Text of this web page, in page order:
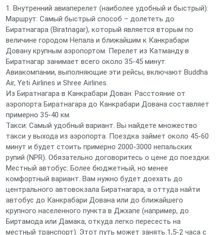
1. Внутренний авиаперелет (наиболее удобный и быстрый):
Маршрут: Самый быстрый способ – долететь до
Биратнагара (Biratnagar), который является вторым по
величине городом Непала и ближайшим к Канкрабари
Довану крупным аэропортом. Перелет из Катманду в
Биратнагар занимает всего около 35-45 минут.
Авиакомпании, выполняющие эти рейсы, включают Buddha
Air, Yeti Airlines и Shree Airlines.
Из Биратнагара в Канкрабари Дован: Расстояние от
аэропорта Биратнагара до Канкрабари Дована составляет
примерно 35-40 км.
Такси: Самый удобный вариант. Вы найдете множество
такси у выхода из аэропорта. Поездка займет около 45-60
минут и будет стоить примерно 2000-3000 непальских
рупий (NPR). Обязательно договоритесь о цене до поездки.
Местный автобус: Более бюджетный, но менее
комфортный вариант. Вам нужно будет доехать до
центрального автовокзала Биратнагара, а оттуда найти
автобус до Канкрабари Дована или до ближайшего
крупного населенного пункта в Джхапе (например, до
Биртамода или Дамака, откуда легко пересесть на
местный транспорт). Этот путь может занять 1,5-2 часа с